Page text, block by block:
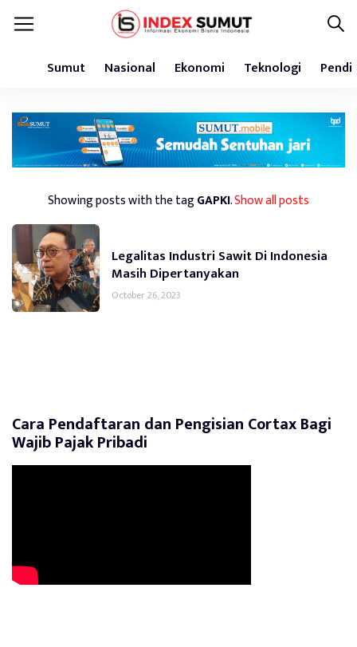
Sumut Nasional Ekonomi Teknologi
Showing posts with the tagGAPKI.Show all posts
Legalitas Industri Sawit Di Indonesia
Masih Dipertanyakan
October 26, 2023
Cara Pendaftaran dan Pengisian Cortax Bagi
Wajib Pajak Pribadi